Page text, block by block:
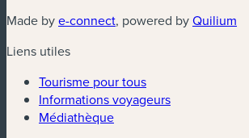
Made bye-connect(nouvelle fenêtre)
, powered byQuilium
Liens utiles
Tourisme pour tous
Informations voyageurs
Médiathèque